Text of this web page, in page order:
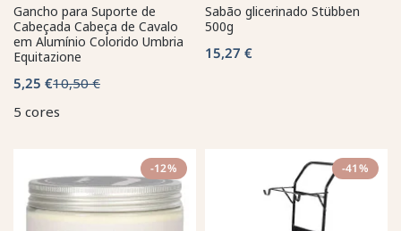
Gancho para Suporte de
Cabeçada Cabeça de Cavalo
em Alumínio Colorido Umbria
Equitazione
5,25 €10,50 €
5 cores
Sabão glicerinado Stübben
500g
15,27 €
-12% -41%